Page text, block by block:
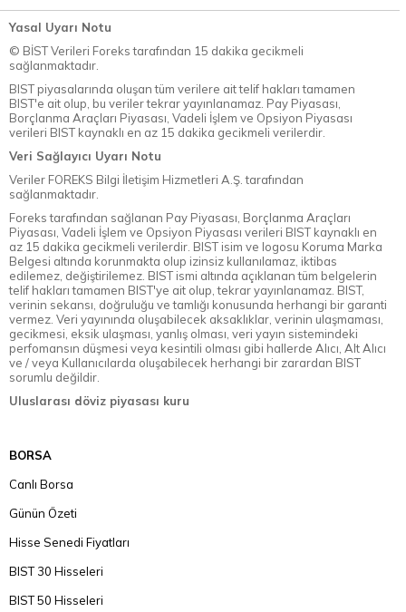
Yasal Uyarı Notu
© BİST Verileri Foreks tarafından 15 dakika gecikmeli
sağlanmaktadır.
BIST piyasalarında oluşan tüm verilere ait telif hakları tamamen
BIST'e ait olup, bu veriler tekrar yayınlanamaz. Pay Piyasası,
Borçlanma Araçları Piyasası, Vadeli İşlem ve Opsiyon Piyasası
verileri BIST kaynaklı en az 15 dakika gecikmeli verilerdir.
Veri Sağlayıcı Uyarı Notu
Veriler FOREKS Bilgi İletişim Hizmetleri A.Ş. tarafından
sağlanmaktadır.
Foreks tarafından sağlanan Pay Piyasası, Borçlanma Araçları
Piyasası, Vadeli İşlem ve Opsiyon Piyasası verileri BIST kaynaklı en
az 15 dakika gecikmeli verilerdir. BIST isim ve logosu Koruma Marka
Belgesi altında korunmakta olup izinsiz kullanılamaz, iktibas
edilemez, değiştirilemez. BIST ismi altında açıklanan tüm belgelerin
telif hakları tamamen BIST'ye ait olup, tekrar yayınlanamaz. BIST,
verinin sekansı, doğruluğu ve tamlığı konusunda herhangi bir garanti
vermez. Veri yayınında oluşabilecek aksaklıklar, verinin ulaşmaması,
gecikmesi, eksik ulaşması, yanlış olması, veri yayın sistemindeki
perfomansın düşmesi veya kesintili olması gibi hallerde Alıcı, Alt Alıcı
ve / veya Kullanıcılarda oluşabilecek herhangi bir zarardan BIST
sorumlu değildir.
Uluslarası döviz piyasası kuru
BORSA
Canlı Borsa
Günün Özeti
Hisse Senedi Fiyatları
BIST 30 Hisseleri
BIST 50 Hisseleri